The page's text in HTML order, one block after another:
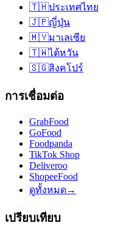
🇹🇭ประเทศไทย
🇯🇵ญี่ปุ่น
🇲🇾มาเลเซีย
🇹🇼ไต้หวัน
🇸🇬สิงคโปร์
การเชื่อมต่อ
GrabFood
GoFood
Foodpanda
TikTok Shop
Deliveroo
ShopeeFood
ดูทั้งหมด→
เปรียบเทียบ